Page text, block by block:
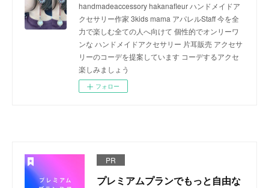
handmadeaccessory hakanafleur ハンドメイドア
クセサリー作家 3kids mama アパレルStaff 今を全
力で楽しむ全ての人へ向けて 個性的でオンリーワ
ンな ハンドメイドアクセサリー 片耳販売 アクセサ
リーのコーデを提案しています コーデするアクセ
楽しみましょう
フォロー
PR
プレミアムプランでもっと自由な